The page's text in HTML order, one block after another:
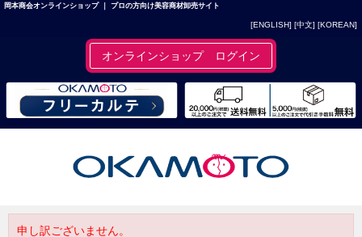
岡本商会オンラインショップ ｜ プロの方向け美容商材卸売サイト
[ENGLISH] [中文] [KOREAN]
オンラインショップ ログイン
申し訳ございません。